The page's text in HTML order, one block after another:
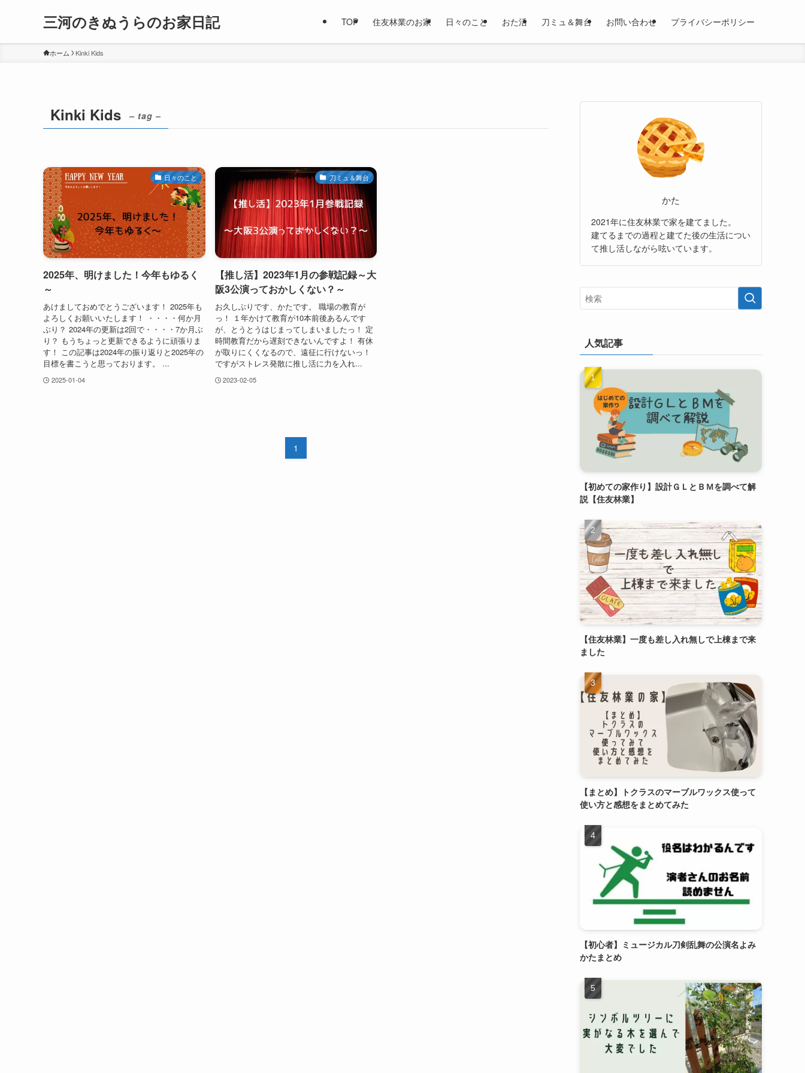
三河のきぬうらのお家日記 TOP 住友林業のお家 日々のこと おた活 刀ミュ＆舞台 お問い合わせ プライバシーポリシー
ホーム Kinki Kids
Kinki Kids – tag –
日々のこと
2025年、明けました！今年もゆるく
～
あけましておめでとうございます！ 2025年も
よろしくお願いいたします！ ・・・・何か月
ぶり？ 2024年の更新は2回で・・・・7か月ぶ
り？ もうちょっと更新できるように頑張りま
す！ この記事は2024年の振り返りと2025年の
目標を書こうと思っております。 ...
2025-01-04
刀ミュ＆舞台
【推し活】2023年1月の参戦記録～大
阪3公演っておかしくない？～
お久しぶりです、かたです。 職場の教育が
っ！ １年かけて教育が10本前後あるんです
が、とうとうはじまってしまいましたっ！ 定
時間教育だから遅刻できないんですよ！ 有休
が取りにくくなるので、遠征に行けないっ！
ですがストレス発散に推し活に力を入れ...
2023-02-05
1
かた
2021年に住友林業で家を建てました。
建てるまでの過程と建てた後の生活につい
て推し活しながら呟いています。
人気記事
【初めての家作り】設計ＧＬとＢＭを調べて解
説【住友林業】
【住友林業】一度も差し入れ無しで上棟まで来
ました
【まとめ】トクラスのマーブルワックス使って
使い方と感想をまとめてみた
【初心者】ミュージカル刀剣乱舞の公演名よみ
かたまとめ